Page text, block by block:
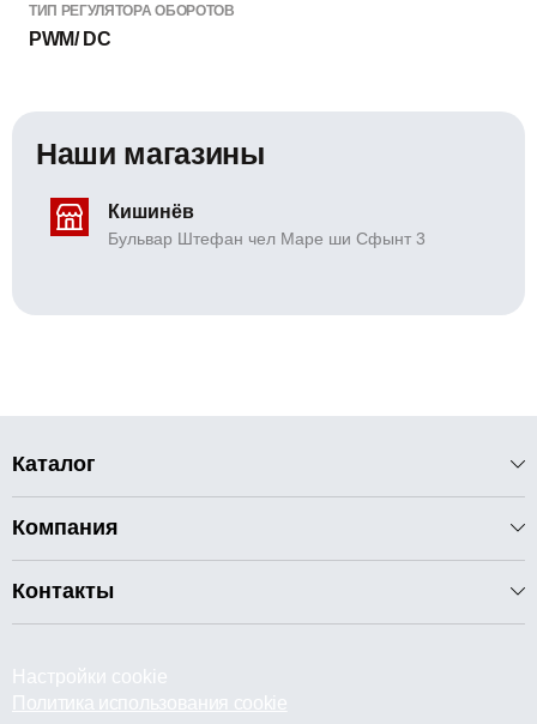
ТИП РЕГУЛЯТОРА ОБОРОТОВ
PWM/ DC
Наши магазины
Кишинёв
Бульвар Штефан чел Маре ши Сфынт 3
Каталог
Компания
Контакты
Настройки cookie
Политика использования cookie